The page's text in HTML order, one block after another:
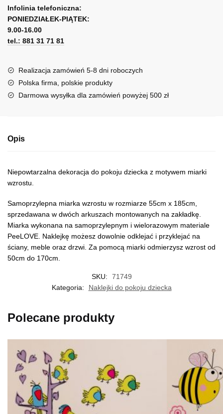
z
balonami
i
samolocikiem
Infolinia telefoniczna:
PONIEDZIAŁEK-PIĄTEK:
9.00-16.00
tel.: 881 31 71 81
Realizacja zamówień 5-8 dni roboczych
Polska firma, polskie produkty
Darmowa wysyłka dla zamówień powyżej 500 zł
Opis
Niepowtarzalna dekoracja do pokoju dziecka z motywem miarki
wzrostu.
Samoprzylepna miarka wzrostu w rozmiarze 55cm x 185cm,
sprzedawana w dwóch arkuszach montowanych na zakładkę.
Miarka wykonana na samoprzylepnym i wielorazowym materiale
PeeLOVE. Naklejkę możesz dowolnie odklejać i przyklejać na
ściany, meble oraz drzwi. Za pomocą miarki odmierzysz wzrost od
50cm do 170cm.
SKU:
71749
Kategoria:
Naklejki do pokoju dziecka
Polecane produkty